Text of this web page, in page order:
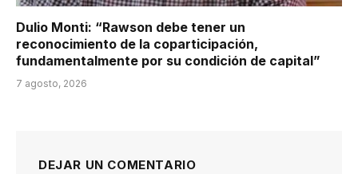
Dulio Monti: “Rawson debe tener un
reconocimiento de la coparticipación,
fundamentalmente por su condición de capital”
7 agosto, 2026
DEJAR UN COMENTARIO